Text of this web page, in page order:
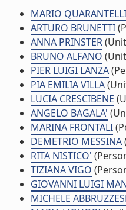
MARIO QUARANTELLI
ARTURO BRUNETTI
ANNA PRINSTER
BRUNO ALFANO
PIER LUIGI LANZA
PIA EMILIA VILLA
LUCIA CRESCIBENE
ANGELO BAGALA'
MARINA FRONTALI
DEMETRIO MESSINA
RITA NISTICO'
TIZIANA VIGO
GIOVANNI LUIGI
MICHELE